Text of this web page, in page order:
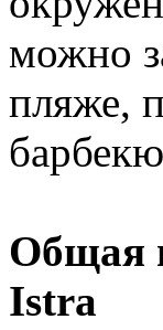
можно
пляже,
барбекю
Общая
Istra